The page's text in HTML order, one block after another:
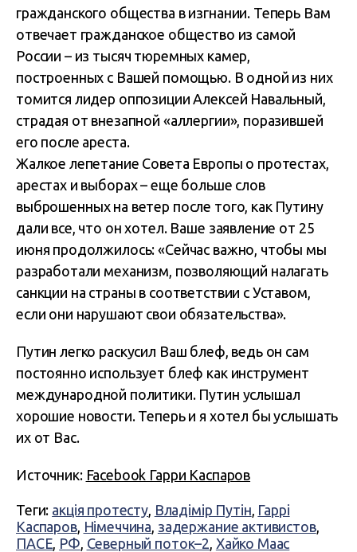
гражданского общества в изгнании. Теперь Вам
отвечает гражданское общество из самой
России – из тысяч тюремных камер,
построенных с Вашей помощью. В одной из них
томится лидер оппозиции Алексей Навальный,
страдая от внезапной «аллергии», поразившей
его после ареста.
Жалкое лепетание Совета Европы о протестах,
арестах и выборах – еще больше слов
выброшенных на ветер после того, как Путину
дали все, что он хотел. Ваше заявление от 25
июня продолжилось: «Сейчас важно, чтобы мы
разработали механизм, позволяющий налагать
санкции на страны в соответствии с Уставом,
если они нарушают свои обязательства».
Путин легко раскусил Ваш блеф, ведь он сам
постоянно использует блеф как инструмент
международной политики. Путин услышал
хорошие новости. Теперь и я хотел бы услышать
их от Вас.
Источник: Facebook Гарри Каспаров
Теги: акція протесту, Владімір Путін, Гаррі
Каспаров, Німеччина, задержание активистов,
ПАСЕ, РФ, Северный поток–2, Хайко Маас